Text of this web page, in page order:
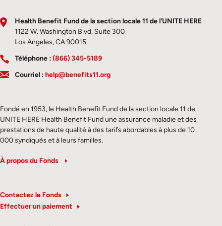
Health Benefit Fund de la section locale 11 de l'UNITE HERE
1122 W. Washington Blvd, Suite 300
Los Angeles, CA 90015
Téléphone :(866) 345-5189
Courriel :help@benefits11.org
Fondé en 1953, le Health Benefit Fund de la section locale 11 de
UNITE HERE Health Benefit Fund une assurance maladie et des
prestations de haute qualité à des tarifs abordables à plus de 10
000 syndiqués et à leurs familles.
À propos du Fonds
Contactez le Fonds
Effectuer un paiement